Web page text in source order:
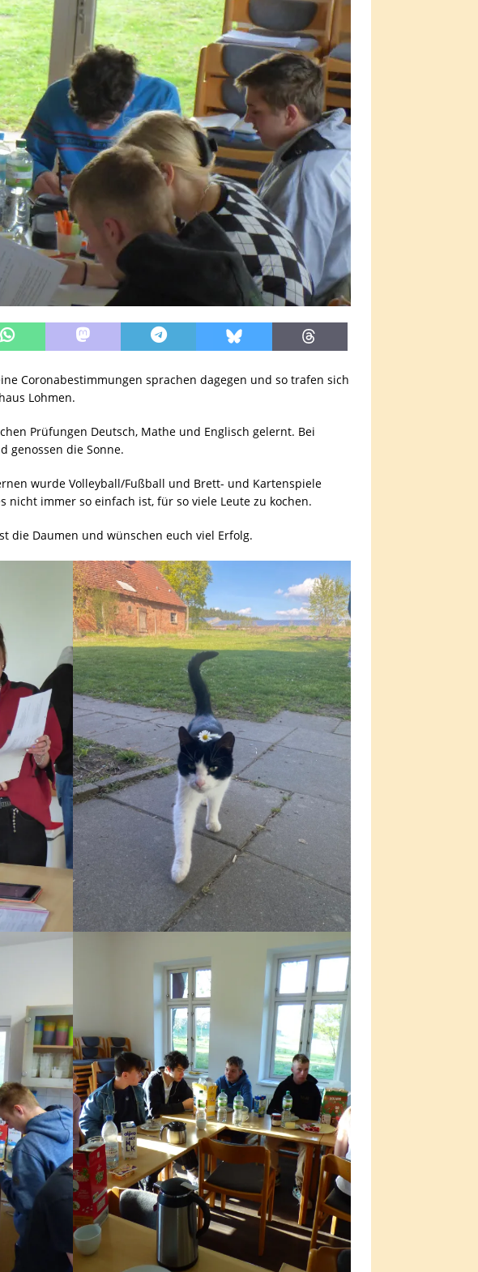
Coronabestimmungen sprachen dagegen und so trafen sich
Lohmen.
Prüfungen Deutsch, Mathe und Englisch gelernt. Bei
genossen die Sonne.
wurde Volleyball/Fußball und Brett- und Kartenspiele
nicht immer so einfach ist, für so viele Leute zu kochen.
die Daumen und wünschen euch viel Erfolg.